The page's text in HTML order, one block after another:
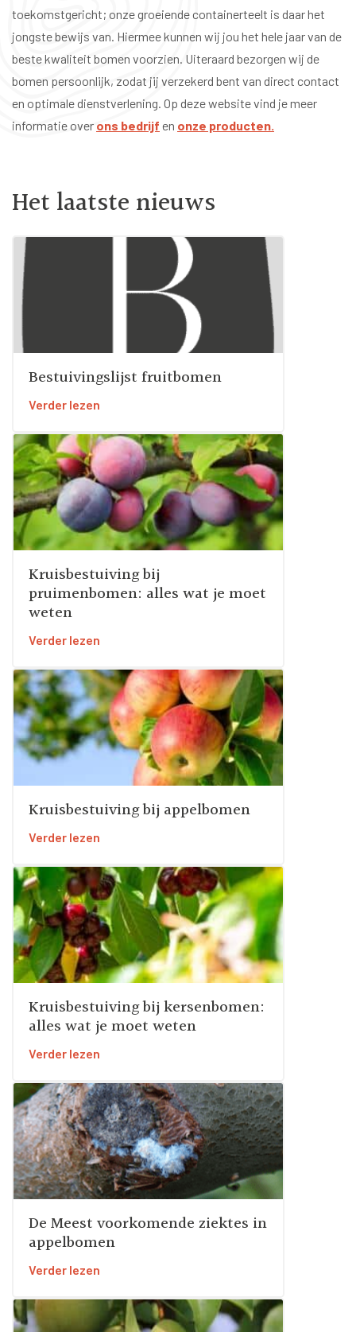
toekomstgericht; onze groeiende containerteelt is daar het
jongste bewijs van. Hiermee kunnen wij jou het hele jaar van de
beste kwaliteit bomen voorzien. Uiteraard bezorgen wij de
bomen persoonlijk, zodat jij verzekerd bent van direct contact
en optimale dienstverlening. Op deze website vind je meer
informatie over ons bedrijf en onze producten.
Het laatste nieuws
Bestuivingslijst fruitbomen
Verder lezen
Kruisbestuiving bij
pruimenbomen: alles wat je moet
weten
Verder lezen
Kruisbestuiving bij appelbomen
Verder lezen
Kruisbestuiving bij kersenbomen:
alles wat je moet weten
Verder lezen
De Meest voorkomende ziektes in
appelbomen
Verder lezen